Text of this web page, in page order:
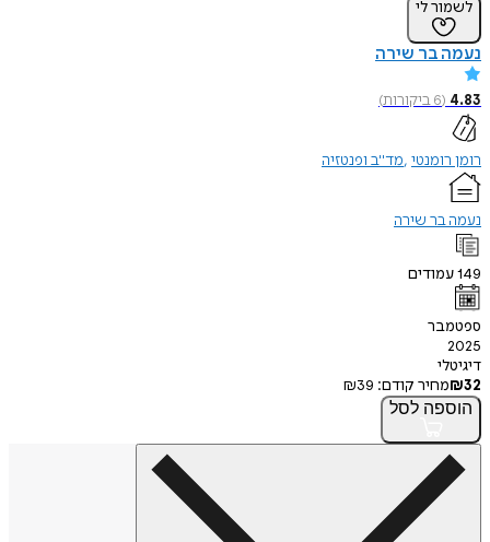
לשמור לי
נעמה בר שירה
4.83
(
6ביקורות)
רומן רומנטי מד"ב ופנטזיה
נעמה בר שירה
149עמודים
ספטמבר
2025
דיגיטלי
₪32 מחיר קודם: ₪39
הוספה לסל